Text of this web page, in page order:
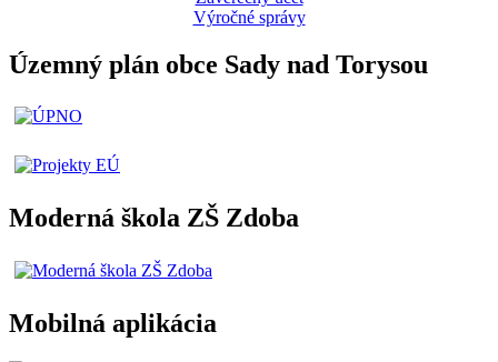
Výročné správy
Územný plán obce Sady nad Torysou
Moderná škola ZŠ Zdoba
Mobilná aplikácia